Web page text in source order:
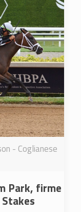
- Coglianese
Park, firme